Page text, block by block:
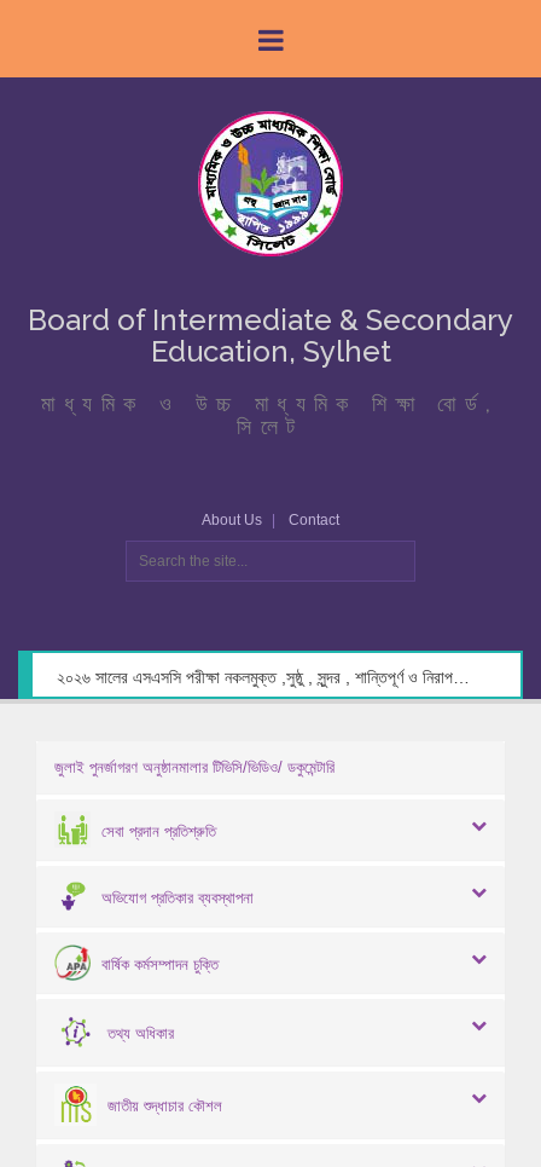
Board of Intermediate & Secondary
Education, Sylhet
মাধ্যমিক ও উচ্চ মাধ্যমিক শিক্ষা বোর্ড,
সিলেট
About Us Contact
জুলাই পুনর্জাগরণ অনুষ্ঠানমালার টিভিসি/ভিডিও/ ডকুমেন্টারি
সেবা প্রদান প্রতিশ্রুতি
অভিযোগ প্রতিকার ব্যবস্থাপনা
বার্ষিক কর্মসম্পাদন চুক্তি
তথ্য অধিকার
জাতীয় শুদ্ধাচার কৌশল